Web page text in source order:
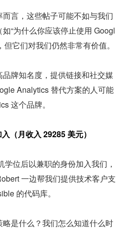
言，这些帖子可能不如与我们
“为什么你应该停止使用 Googl
它们对我们仍然非常有价值。
牌知名度，提供链接和社交媒
Analytics 替代方案的人可能
这个品牌。
（月收入 29285 美元）
位后以兼职的身份加入我们，
一边帮我们提供技术客户支
的代码库。
是什么？我们怎么知道什么时